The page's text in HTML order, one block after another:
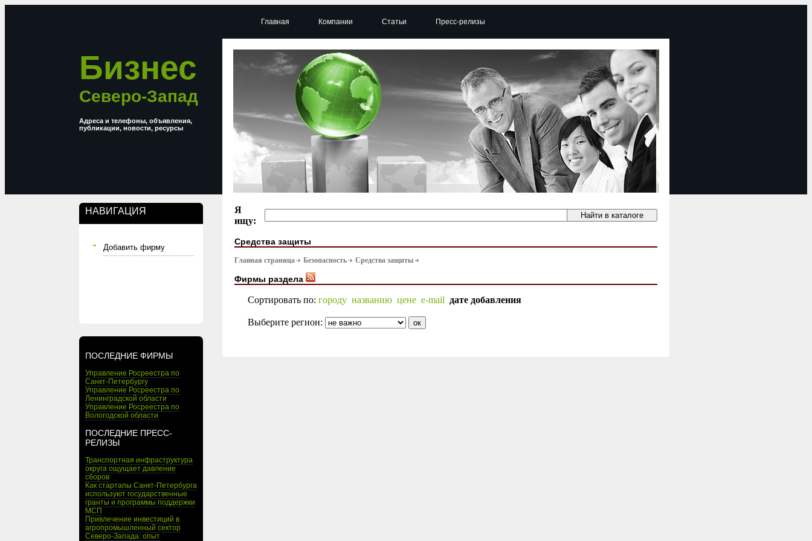
Бизнес
Северо-Запад
Адреса и телефоны, объявления,
публикации, новости, ресурсы
НАВИГАЦИЯ
Добавить фирму
ПОСЛЕДНИЕ ФИРМЫ
Управление Росреестра по
Санкт-Петербургу
Управление Росреестра по
Ленинградской области
Управление Росреестра по
Вологодской области
ПОСЛЕДНИЕ ПРЕСС-
РЕЛИЗЫ
Транспортная инфраструктура
округа ощущает давление
сборов
Как стартапы Санкт-Петербурга
используют государственные
гранты и программы поддержки
МСП
Привлечение инвестиций в
агропромышленный сектор
Северо-Запада: опыт
Главная Компании Статьи Пресс-релизы
Я
ищу:
Средства защиты
Главная страница Безопасность Средства защиты
Фирмы раздела
Сортировать по: городу названию цене e-mail дате добавления
Выберите регион: